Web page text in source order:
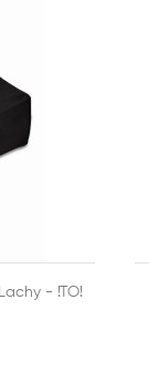
PODGLĄD
- !TO!